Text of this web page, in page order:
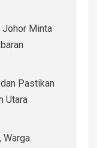
Johor Minta
Pastikan
Utara
Warga